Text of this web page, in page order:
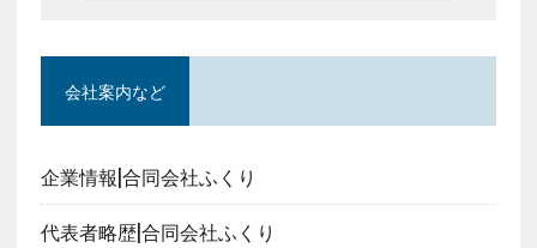
会社案内など
企業情報|合同会社ふくり
代表者略歴|合同会社ふくり